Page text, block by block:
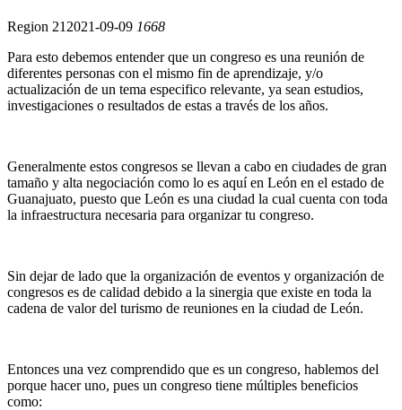
Region 21 2021-09-09 1668
Para esto debemos entender que un congreso es una reunión de
diferentes personas con el mismo fin de aprendizaje, y/o
actualización de un tema especifico relevante, ya sean estudios,
investigaciones o resultados de estas a través de los años.
Generalmente estos congresos se llevan a cabo en ciudades de gran
tamaño y alta negociación como lo es aquí en León en el estado de
Guanajuato, puesto que León es una ciudad la cual cuenta con toda
la infraestructura necesaria para organizar tu congreso.
Sin dejar de lado que la organización de eventos y organización de
congresos es de calidad debido a la sinergia que existe en toda la
cadena de valor del turismo de reuniones en la ciudad de León.
Entonces una vez comprendido que es un congreso, hablemos del
porque hacer uno, pues un congreso tiene múltiples beneficios
como: